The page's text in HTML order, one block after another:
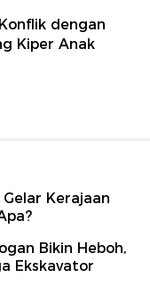
dengan
Kiper Anak
Kerajaan
Bikin Heboh,
Ekskavator